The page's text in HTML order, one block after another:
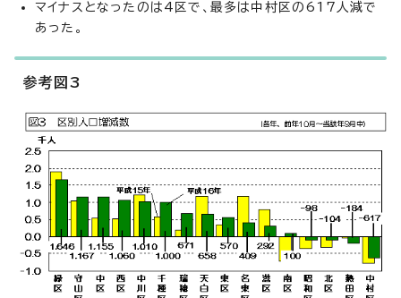
マイナスとなったのは4区で、最多は中村区の617人減で
あった。
参考図3